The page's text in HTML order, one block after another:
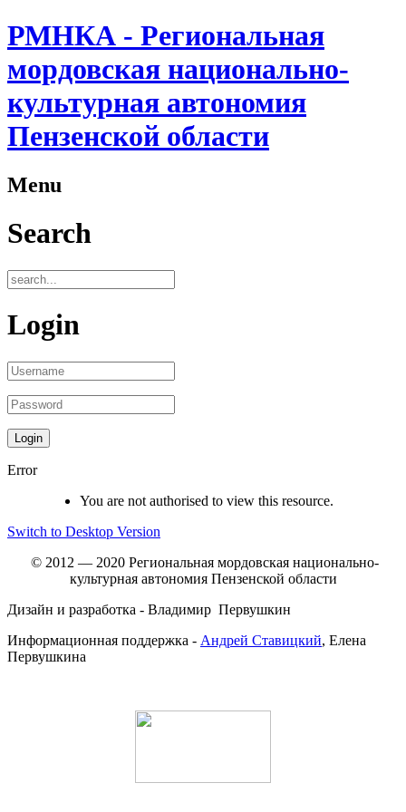
РМНКА - Региональная
мордовская национально-
культурная автономия
Пензенской области
Menu
Search
Login
Error
You are not authorised to view this resource.
Switch to Desktop Version
© 2012 — 2020 Региональная мордовская национально-
культурная автономия Пензенской области
Дизайн и разработка - Владимир Первушкин
Информационная поддержка - Андрей Ставицкий, Елена
Первушкина